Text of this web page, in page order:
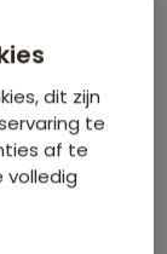
dit zijn
te
af te
volledig